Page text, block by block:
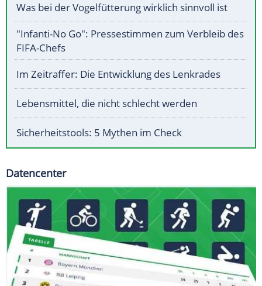
Was bei der Vogelfütterung wirklich sinnvoll ist
"Infanti-No Go": Pressestimmen zum Verbleib des
FIFA-Chefs
Im Zeitraffer: Die Entwicklung des Lenkrades
Lebensmittel, die nicht schlecht werden
Sicherheitstools: 5 Mythen im Check
Datencenter